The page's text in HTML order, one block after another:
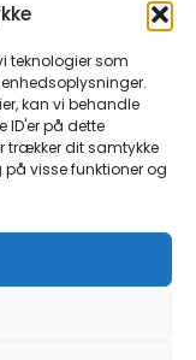
teknologier som
kan vi behandle
ID'er på dette
trækker dit samtykke
visse funktioner og